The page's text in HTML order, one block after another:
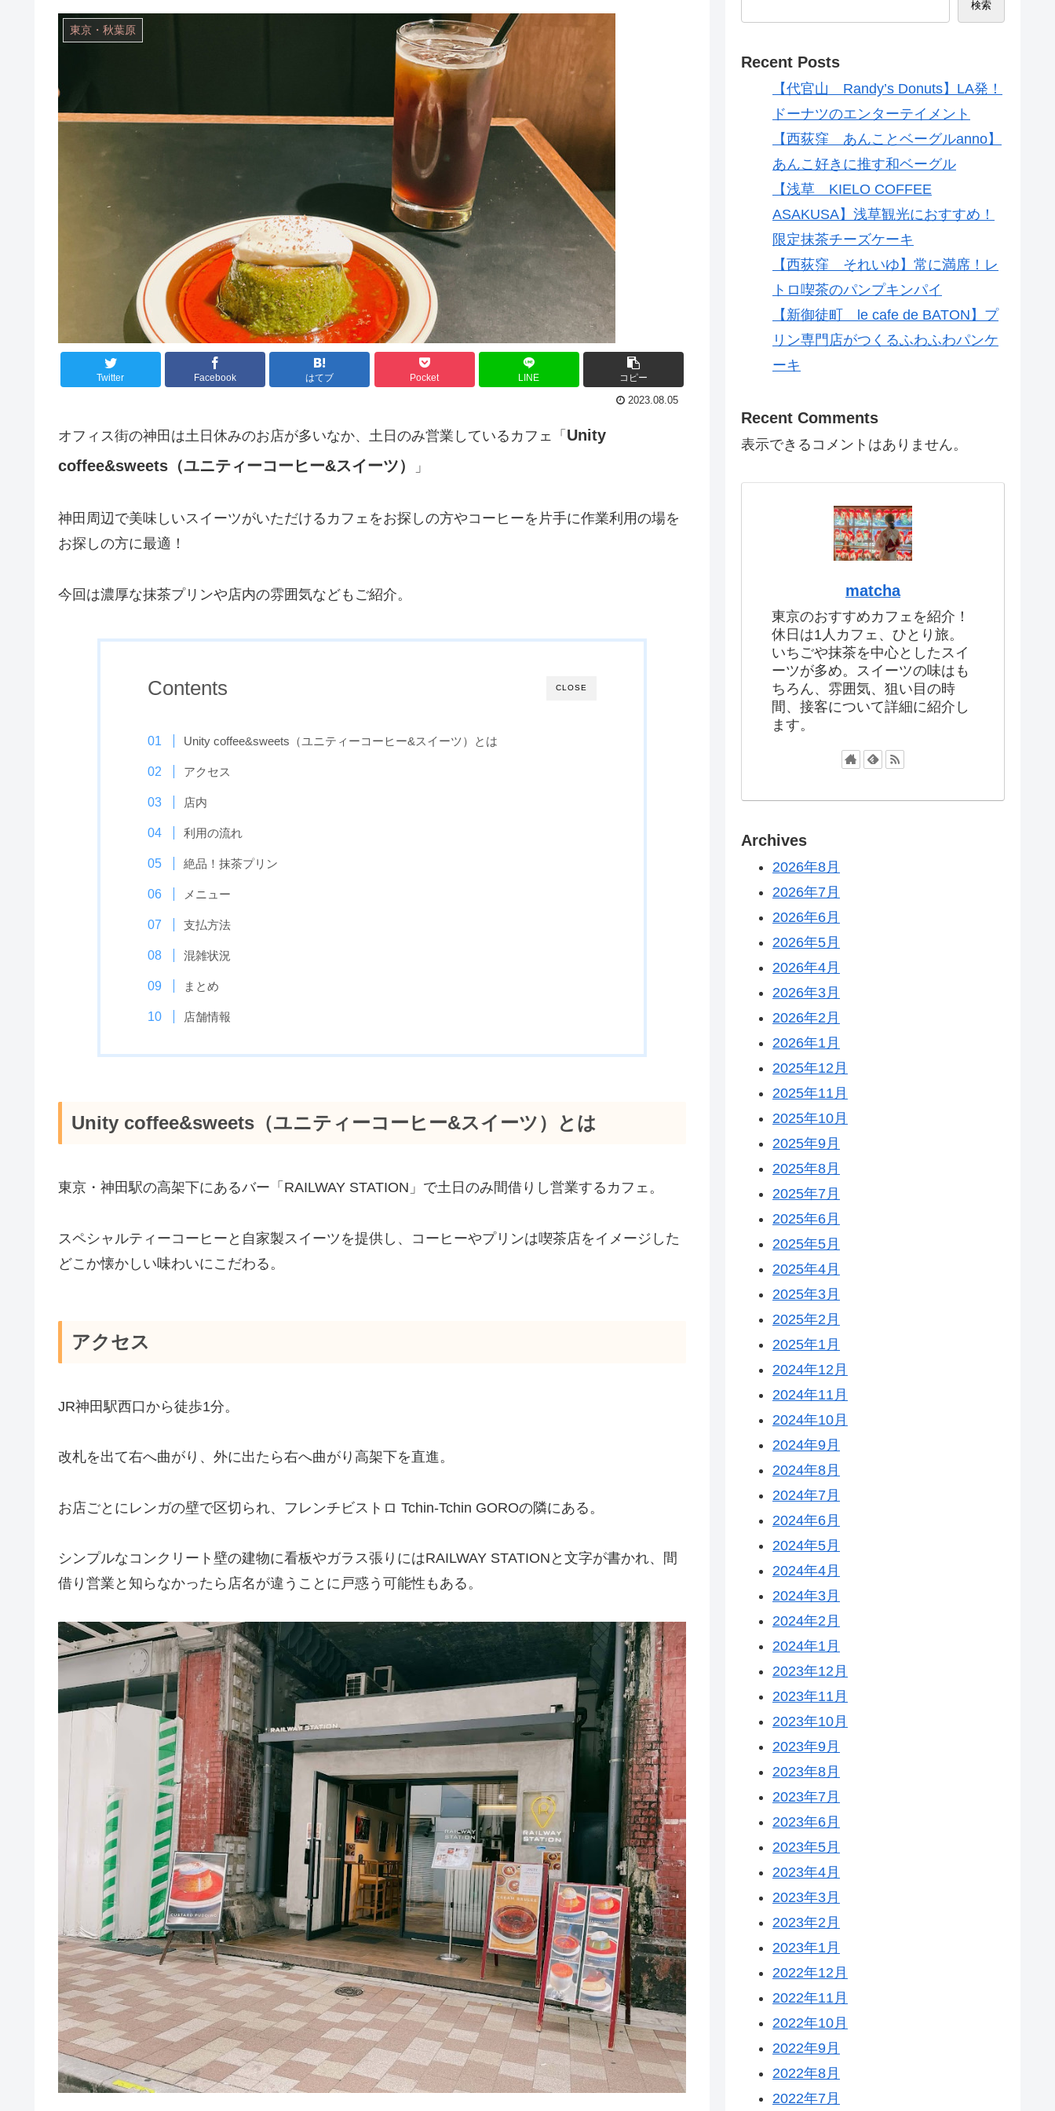
東京・秋葉原
Twitter Facebook はてブ Pocket LINE コピー
2023.08.05
オフィス街の神田は土日休みのお店が多いなか、土日のみ営業しているカフェ「 Unity
coffee&sweets（ユニティーコーヒー&スイーツ）
」
神田周辺で美味しいスイーツがいただけるカフェをお探しの方やコーヒーを片手に作業利用の場を
お探しの方に最適！
今回は濃厚な抹茶プリンや店内の雰囲気などもご紹介。
CLOSE
Contents
Unity coffee&sweets（ユニティーコーヒー&スイーツ）とは
アクセス
店内
利用の流れ
絶品！抹茶プリン
メニュー
支払方法
混雑状況
まとめ
店舗情報
Unity coffee&sweets（ユニティーコーヒー&スイーツ）とは
東京・神田駅の高架下にあるバー「RAILWAY STATION」で土日のみ間借りし営業するカフェ。
スペシャルティーコーヒーと自家製スイーツを提供し、コーヒーやプリンは喫茶店をイメージした
どこか懐かしい味わいにこだわる。
アクセス
JR神田駅西口から徒歩1分。
改札を出て右へ曲がり、外に出たら右へ曲がり高架下を直進。
お店ごとにレンガの壁で区切られ、フレンチビストロ Tchin-Tchin GOROの隣にある。
シンプルなコンクリート壁の建物に看板やガラス張りにはRAILWAY STATIONと文字が書かれ、間
借り営業と知らなかったら店名が違うことに戸惑う可能性もある。
検索
Recent Posts
【代官山 Randy’s Donuts】LA発！
ドーナツのエンターテイメント
【西荻窪 あんことベーグルanno】
あんこ好きに推す和ベーグル
【浅草 KIELO COFFEE
ASAKUSA】浅草観光におすすめ！
限定抹茶チーズケーキ
【西荻窪 それいゆ】常に満席！レ
トロ喫茶のパンプキンパイ
【新御徒町 le cafe de BATON】プ
リン専門店がつくるふわふわパンケ
ーキ
Recent Comments
表示できるコメントはありません。
matcha
東京のおすすめカフェを紹介！
休日は1人カフェ、ひとり旅。
いちごや抹茶を中心としたスイ
ーツが多め。スイーツの味はも
ちろん、雰囲気、狙い目の時
間、接客について詳細に紹介し
ます。
Archives
2026年8月
2026年7月
2026年6月
2026年5月
2026年4月
2026年3月
2026年2月
2026年1月
2025年12月
2025年11月
2025年10月
2025年9月
2025年8月
2025年7月
2025年6月
2025年5月
2025年4月
2025年3月
2025年2月
2025年1月
2024年12月
2024年11月
2024年10月
2024年9月
2024年8月
2024年7月
2024年6月
2024年5月
2024年4月
2024年3月
2024年2月
2024年1月
2023年12月
2023年11月
2023年10月
2023年9月
2023年8月
2023年7月
2023年6月
2023年5月
2023年4月
2023年3月
2023年2月
2023年1月
2022年12月
2022年11月
2022年10月
2022年9月
2022年8月
2022年7月